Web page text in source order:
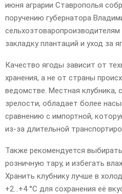
июня аграрии Ставрополья
поручению губернатора
закладку плантаций и уход за
Качество ягоды зависит от
хранения, а не от страны
ведомстве. Местная клубника,
зрелости, обладает более
сравнению с импортной,
из-за длительной
Также рекомендуется
розничную тару, и избегать
Хранить клубнику лучше в
+2…+4 °C для сохранения её